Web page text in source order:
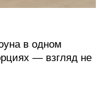
в одном
— взгляд не